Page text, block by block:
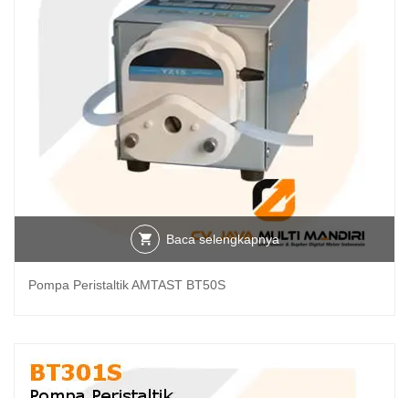
Baca selengkapnya
Pompa Peristaltik AMTAST BT50S